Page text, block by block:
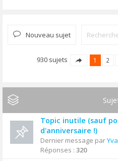
Nouveau sujet
930 sujets 1 2
Topic inutile (sauf
d'anniversaire !)
Dernier message par
Réponses : 320